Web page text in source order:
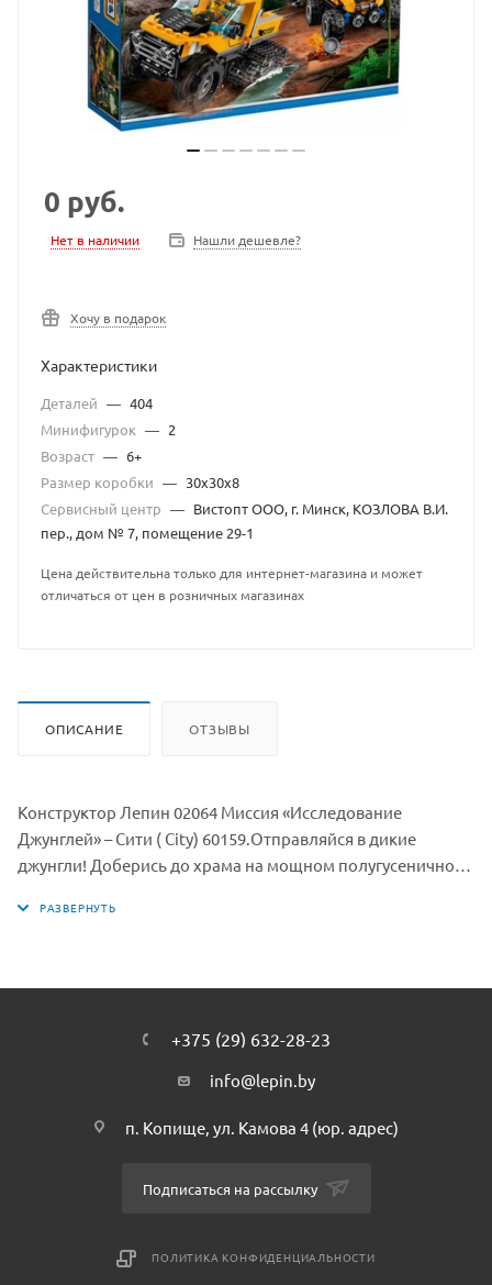
0 руб.
Нет в наличии Нашли дешевле?
Хочу в подарок
Характеристики
Деталей — 404
Минифигурок — 2
Возраст — 6+
Размер коробки — 30x30x8
Сервисный центр — Вистопт ООО, г. Минск, КОЗЛОВА В.И.
пер., дом № 7, помещение 29-1
Цена действительна только для интернет-магазина и может
отличаться от цен в розничных магазинах
ОПИСАНИЕ ОТЗЫВЫ
Конструктор Лепин 02064 Миссия «Исследование
Джунглей» – Сити ( City) 60159.Отправляйся в дикие
джунгли! Доберись до храма на мощном полугусеничном
найди алмаз. Будь осторожен! Сокровище охраняет
+375 (29) 632-28-23
info@lepin.by
п. Копище, ул. Камова 4 (юр. адрес)
Подписаться на рассылку
ПОЛИТИКА КОНФИДЕНЦИАЛЬНОСТИ